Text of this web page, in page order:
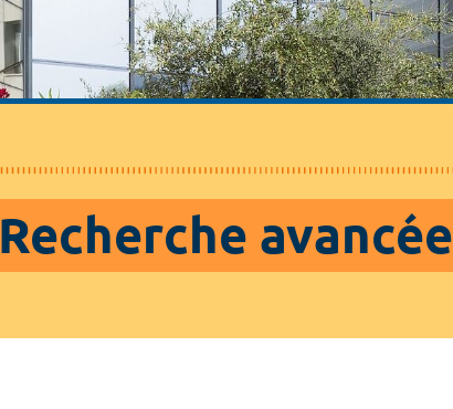
Recherche avancée